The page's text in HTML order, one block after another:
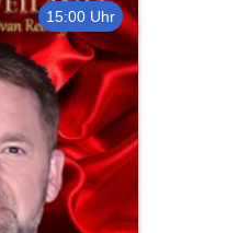
15:00 Uhr